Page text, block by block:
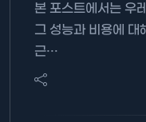
본 포스트에서는 우
그 성능과 비용에 대
근…